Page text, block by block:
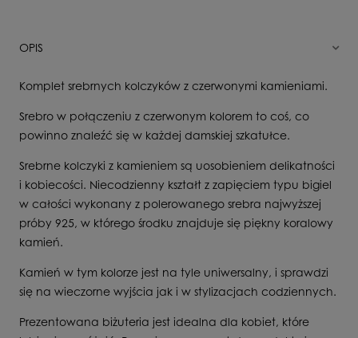
OPIS
Komplet srebrnych kolczyków z czerwonymi kamieniami.
Srebro w połączeniu z czerwonym kolorem to coś, co
powinno znaleźć się w każdej damskiej szkatułce.
Srebrne kolczyki z kamieniem są uosobieniem delikatności
i kobiecości. Niecodzienny kształt z zapięciem typu bigiel
w całości wykonany z polerowanego srebra najwyższej
próby 925, w którego środku znajduje się piękny koralowy
kamień.
Kamień w tym kolorze jest na tyle uniwersalny, i sprawdzi
się na wieczorne wyjścia jak i w stylizacjach codziennych.
Prezentowana biżuteria jest idealna dla kobiet, które